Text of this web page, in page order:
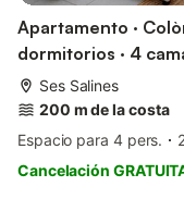
Apartamento ·
dormitorios · 4
Ses Salines
200 m de la costa
Espacio para 4 pers.
Cancelación